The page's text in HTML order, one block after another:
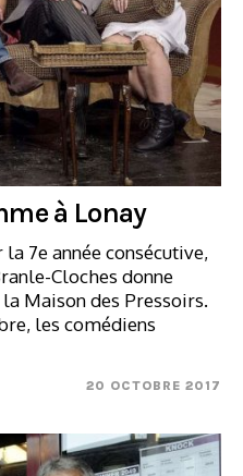
à Lonay
7e année consécutive,
Cloches donne
Maison des Pressoirs.
les comédiens
20 OCTOBRE 2017